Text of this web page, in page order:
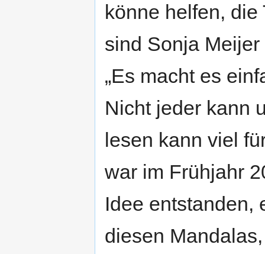
könne helfen,
sind Sonja
„Es macht es
Nicht jeder kann
lesen kann viel
war im Frühjahr
Idee entstanden,
diesen